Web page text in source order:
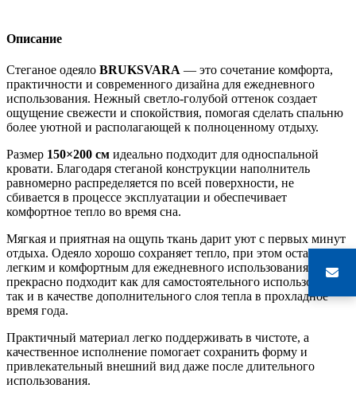
Описание
Стеганое одеяло BRUKSVARA — это сочетание комфорта,
практичности и современного дизайна для ежедневного
использования. Нежный светло-голубой оттенок создает
ощущение свежести и спокойствия, помогая сделать спальню
более уютной и располагающей к полноценному отдыху.
Размер 150×200 см идеально подходит для односпальной
кровати. Благодаря стеганой конструкции наполнитель
равномерно распределяется по всей поверхности, не
сбивается в процессе эксплуатации и обеспечивает
комфортное тепло во время сна.
Мягкая и приятная на ощупь ткань дарит уют с первых минут
отдыха. Одеяло хорошо сохраняет тепло, при этом остается
легким и комфортным для ежедневного использования. Оно
прекрасно подходит как для самостоятельного использования,
так и в качестве дополнительного слоя тепла в прохладное
время года.
Практичный материал легко поддерживать в чистоте, а
качественное исполнение помогает сохранить форму и
привлекательный внешний вид даже после длительного
использования.